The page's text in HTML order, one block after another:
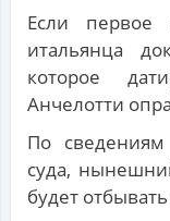
Если первое
итальянца
которое
Анчелотти
По сведениям
суда,
будет